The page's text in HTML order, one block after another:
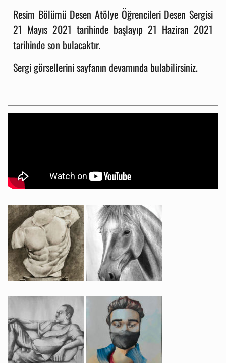
Resim Bölümü Desen Atölye Öğrencileri Desen Sergisi
21 Mayıs 2021 tarihinde başlayıp 21 Haziran 2021
tarihinde son bulacaktır.
Sergi görsellerini sayfanın devamında bulabilirsiniz.